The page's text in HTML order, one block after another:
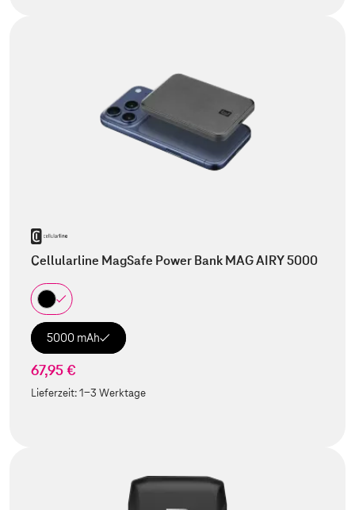
Cellularline MagSafe Power Bank MAG AIRY 5000
5000 mAh
67,95 €
Lieferzeit:1-3 Werktage